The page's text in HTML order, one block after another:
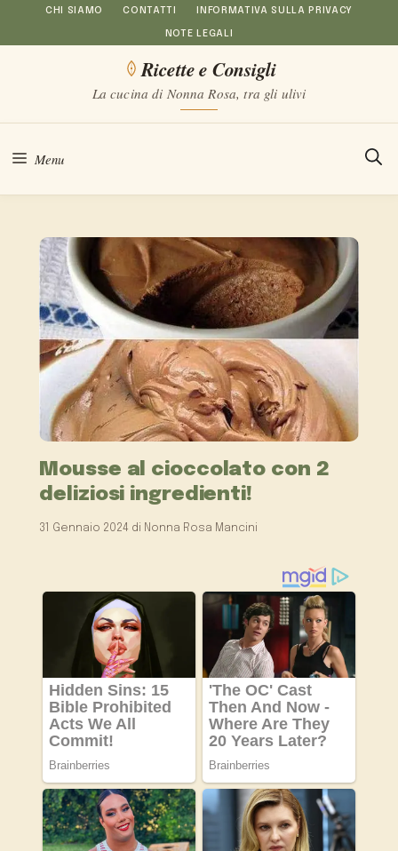
al
CHI SIAMO CONTATTI INFORMATIVA SULLA PRIVACY
NOTE LEGALI
Ricette e Consigli
La cucina di Nonna Rosa, tra gli ulivi
Menu
Mousse al cioccolato con 2
deliziosi ingredienti!
31 Gennaio 2024 di Nonna Rosa Mancini